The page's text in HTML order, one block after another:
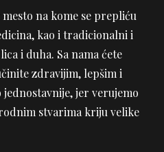
na kome se prepliću
kao i tradicionalni i
i duha. Sa nama ćete
zdravijim, lepšim i
jednostavnije, jer verujemo
stvarima kriju velike